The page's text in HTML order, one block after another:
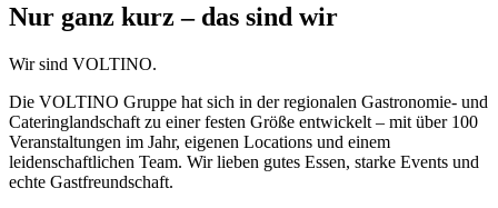
Nur ganz kurz – das sind wir
Wir sind VOLTINO.
Die VOLTINO Gruppe hat sich in der regionalen Gastronomie- und
Cateringlandschaft zu einer festen Größe entwickelt – mit über 100
Veranstaltungen im Jahr, eigenen Locations und einem
leidenschaftlichen Team. Wir lieben gutes Essen, starke Events und
echte Gastfreundschaft.